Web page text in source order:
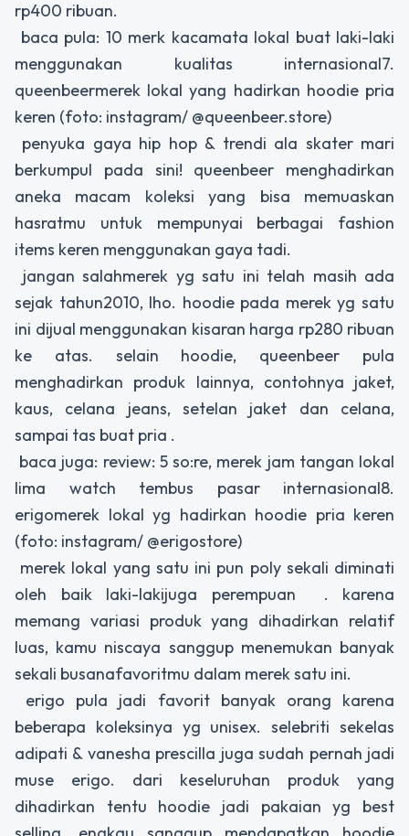
rp400 ribuan.
baca pula: 10 merk kacamata lokal buat laki-laki
menggunakan kualitas internasional7.
queenbeermerek lokal yang hadirkan hoodie pria
keren (foto: instagram/ @queenbeer.store)
penyuka gaya hip hop & trendi ala skater mari
berkumpul pada sini! queenbeer menghadirkan
aneka macam koleksi yang bisa memuaskan
hasratmu untuk mempunyai berbagai fashion
items keren menggunakan gaya tadi.
jangan salahmerek yg satu ini telah masih ada
sejak tahun2010, lho. hoodie pada merek yg satu
ini dijual menggunakan kisaran harga rp280 ribuan
ke atas. selain hoodie, queenbeer pula
menghadirkan produk lainnya, contohnya jaket,
kaus, celana jeans, setelan jaket dan celana,
sampai tas buat pria .
baca juga: review: 5 so:re, merek jam tangan lokal
lima watch tembus pasar internasional8.
erigomerek lokal yg hadirkan hoodie pria keren
(foto: instagram/ @erigostore)
merek lokal yang satu ini pun poly sekali diminati
oleh baik laki-lakijuga perempuan . karena
memang variasi produk yang dihadirkan relatif
luas, kamu niscaya sanggup menemukan banyak
sekali busanafavoritmu dalam merek satu ini.
erigo pula jadi favorit banyak orang karena
beberapa koleksinya yg unisex. selebriti sekelas
adipati & vanesha prescilla juga sudah pernah jadi
muse erigo. dari keseluruhan produk yang
dihadirkan tentu hoodie jadi pakaian yg best